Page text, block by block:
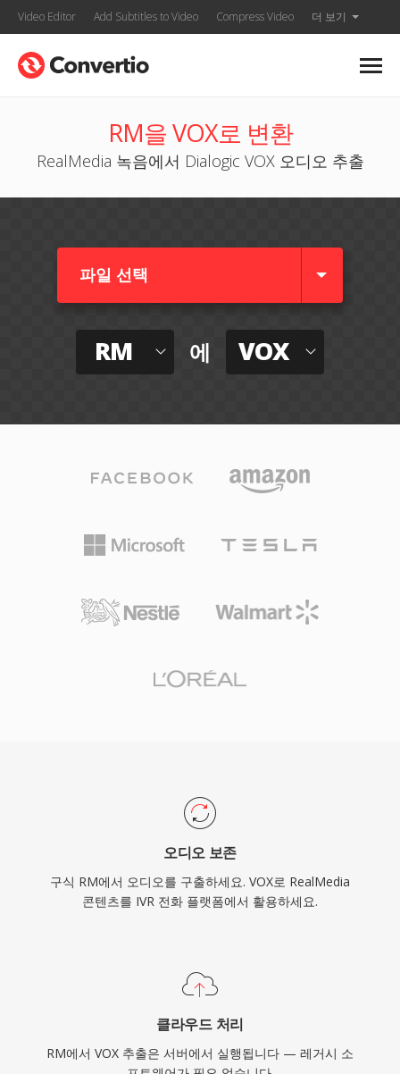
Video Editor Add Subtitles to Video Compress Video 더 보기
RM을 VOX로 변환
RealMedia 녹음에서 Dialogic VOX 오디오 추출
파일 선택
RM 에 VOX
오디오 보존
구식 RM에서 오디오를 구출하세요. VOX로 RealMedia
콘텐츠를 IVR 전화 플랫폼에서 활용하세요.
클라우드 처리
RM에서 VOX 추출은 서버에서 실행됩니다 — 레거시 소